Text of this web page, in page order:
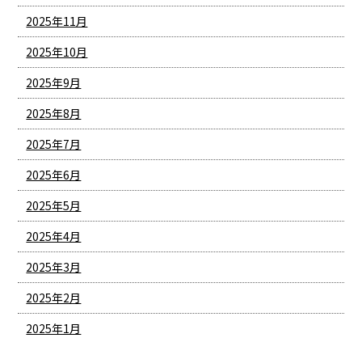
2025年11月
2025年10月
2025年9月
2025年8月
2025年7月
2025年6月
2025年5月
2025年4月
2025年3月
2025年2月
2025年1月